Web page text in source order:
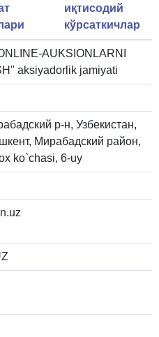
иқтисодий
кўрсаткичлар
AUKSIONLARNI
aksiyadorlik jamiyati
р-н, Узбекистан,
Мирабадский район,
ko`chasi, 6-uy